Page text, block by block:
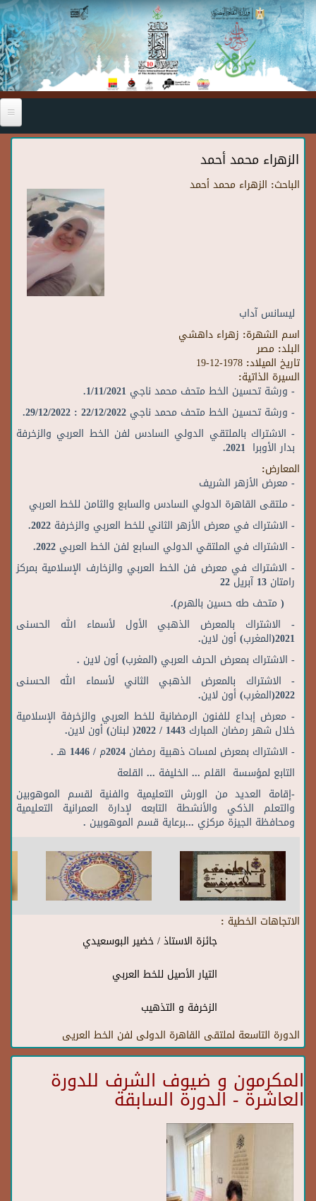
Skip to main content
الزهراء محمد أحمد
الباحث: الزهراء محمد أحمد
ليسانس آداب
اسم الشهرة: زهراء داهشي
البلد: مصر
تاريخ الميلاد: 19-12-1978
السيرة الذاتية:
- ورشة تحسين الخط متحف محمد ناجي 1/11/2021.
- ورشة تحسين الخط متحف محمد ناجي 22/12/2022 : 29/12/2022.
- الاشتراك بالملتقي الدولي السادس لفن الخط العربي والزخرفة
بدار الأوبرا 2021.
المعارض:
- معرض الأزهر الشريف
- ملتقى القاهرة الدولي السادس والسابع والثامن للخط العربي
- الاشتراك في معرض الأزهر الثاني للخط العربي والزخرفة 2022.
- الاشتراك في الملتقي الدولي السابع لفن الخط العربي 2022.
- الاشتراك في معرض فن الخط العربي والزخارف الإسلامية بمركز
رامتان 13 آبريل 22
( متحف طه حسين بالهرم).
- الاشتراك بالمعرض الذهبي الأول لأسماء الله الحسنى
2021(المغرب) أون لاين.
- الاشتراك بمعرض الحرف العربي (المغرب) أون لاين .
- الاشتراك بالمعرض الذهبي الثاني لأسماء الله الحسنى
2022(المغرب) أون لاين.
- معرض إبداع للفنون الرمضانية للخط العربي والزخرفة الإسلامية
خلال شهر رمضان المبارك 1443 / 2022( لبنان) أون لاين.
- الاشتراك بمعرض لمسات ذهبية رمضان 2024م / 1446 هـ .
التابع لمؤسسة القلم ... الخليفة ... القلعة
-إقامة العديد من الورش التعليمية والفنية لقسم الموهوبين
والتعلم الذكي والأنشطة التابعه لإدارة العمرانية التعليمية
ومحافظة الجيزة مركزي ...برعاية قسم الموهوبين .
الاتجاهات الخطية :
جائزة الاستاذ / خضير البوسعيدي
التيار الأصيل للخط العربي
الزخرفة و التذهيب
الدورة التاسعة لملتقى القاهرة الدولى لفن الخط العريى
المكرمون و ضيوف الشرف للدورة
العاشرة - الدورة السابقة